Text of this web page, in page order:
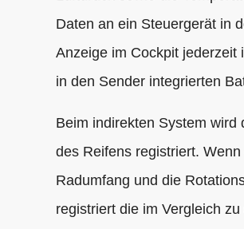
Daten an ein Steuergerät in
Anzeige im Cockpit jederzeit
in den Sender integrierten
Beim indirekten System
des Reifens registriert.
Radumfang und die
registriert die im Vergleich